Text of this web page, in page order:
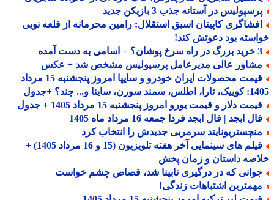
در آستانه جذب 3 بازیکن جدید
کاپیتان اسبق استقلال: رامین محرمانه از قلعه نویی
بود دعوتش کند!
عالی مدیرعامل پرسپولیس مشخص شد + عکس
قیمت محصولات ایران خودرو و سایپا امروز پنجشنبه 15 مرداد
ساینا و... چند؟ +جدول
دلار و قیمت یورو امروز پنجشنبه 15 مرداد 1405 + جدول
ابجد | فال ابجد فردا جمعه 16 مرداد ماه 1405
سرمربی جدیدش را انتخاب کرد
فیلم های سینمایی آخر هفته تلویزیون (15 و 16 مرداد 1405) +
داستان و زمان پخش
که در درگیری نابینا شد، قصاص چشم خواست
اشتباهات زندگی!